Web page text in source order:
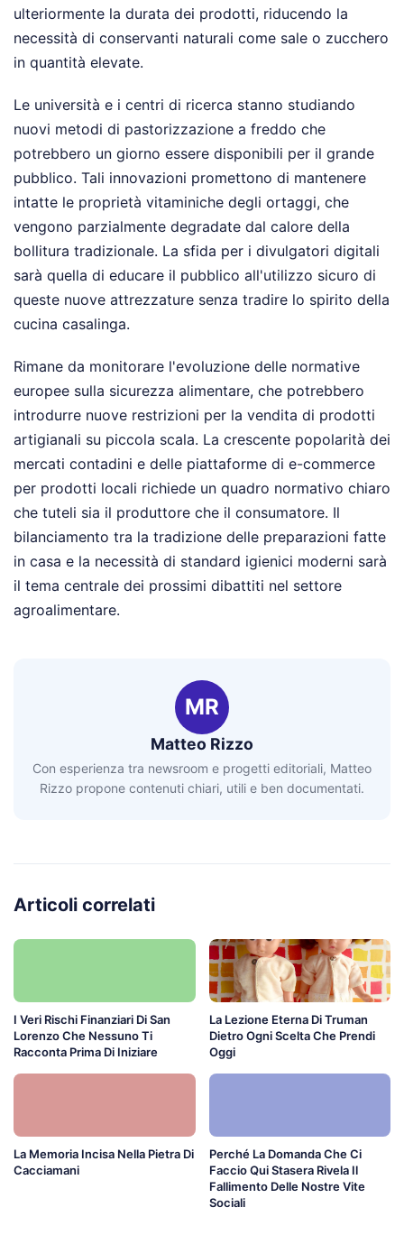
ulteriormente la durata dei prodotti, riducendo la
necessità di conservanti naturali come sale o zucchero
in quantità elevate.
Le università e i centri di ricerca stanno studiando
nuovi metodi di pastorizzazione a freddo che
potrebbero un giorno essere disponibili per il grande
pubblico. Tali innovazioni promettono di mantenere
intatte le proprietà vitaminiche degli ortaggi, che
vengono parzialmente degradate dal calore della
bollitura tradizionale. La sfida per i divulgatori digitali
sarà quella di educare il pubblico all'utilizzo sicuro di
queste nuove attrezzature senza tradire lo spirito della
cucina casalinga.
Rimane da monitorare l'evoluzione delle normative
europee sulla sicurezza alimentare, che potrebbero
introdurre nuove restrizioni per la vendita di prodotti
artigianali su piccola scala. La crescente popolarità dei
mercati contadini e delle piattaforme di e-commerce
per prodotti locali richiede un quadro normativo chiaro
che tuteli sia il produttore che il consumatore. Il
bilanciamento tra la tradizione delle preparazioni fatte
in casa e la necessità di standard igienici moderni sarà
il tema centrale dei prossimi dibattiti nel settore
agroalimentare.
MR
Matteo Rizzo
Con esperienza tra newsroom e progetti editoriali, Matteo
Rizzo propone contenuti chiari, utili e ben documentati.
Articoli correlati
I Veri Rischi Finanziari Di San
Lorenzo Che Nessuno Ti
Racconta Prima Di Iniziare
La Lezione Eterna Di Truman
Dietro Ogni Scelta Che Prendi
Oggi
La Memoria Incisa Nella Pietra Di
Cacciamani
Perché La Domanda Che Ci
Faccio Qui Stasera Rivela Il
Fallimento Delle Nostre Vite
Sociali